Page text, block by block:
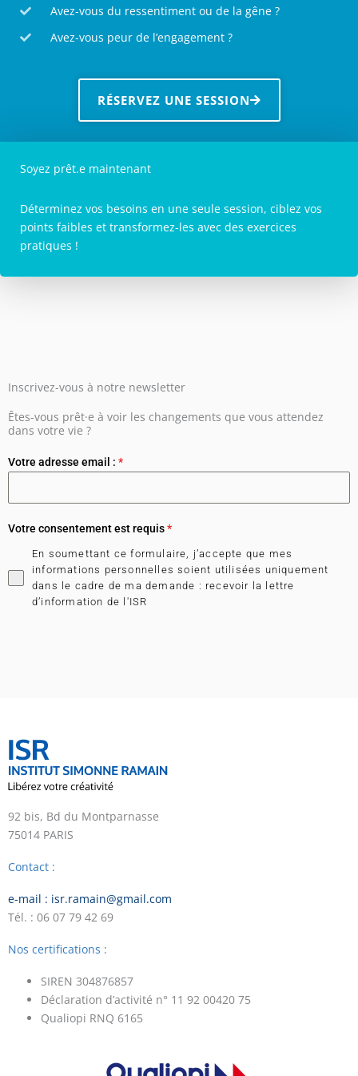
Avez-vous du ressentiment ou de la gêne ?
Avez-vous peur de l’engagement ?
RÉSERVEZ UNE SESSION
Soyez prêt.e maintenant
Déterminez vos besoins en une seule session, ciblez vos
points faibles et transformez-les avec des exercices
pratiques !
Inscrivez-vous à notre newsletter
Êtes-vous prêt·e à voir les changements que vous attendez
dans votre vie ?
Votre adresse email : *
Votre consentement est requis*
En soumettant ce formulaire, j’accepte que mes
informations personnelles soient utilisées uniquement
dans le cadre de ma demande : recevoir la lettre
d’information de l'ISR
92 bis, Bd du Montparnasse
75014 PARIS
Contact :
e-mail : isr.ramain@gmail.com
Tél. : 06 07 79 42 69
Nos certifications :
SIREN 304876857
Déclaration d’activité n° 11 92 00420 75
Qualiopi RNQ 6165